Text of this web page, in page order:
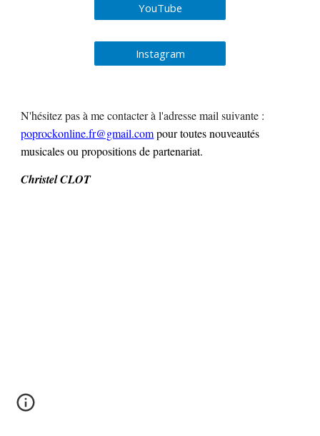
YouTube
Instagram
N'hésitez pas à me contacter à l'adresse mail suivante :
poprockonline.fr@gmail.com pour toutes nouveautés
musicales ou propositions de partenariat.
Christel CLOT